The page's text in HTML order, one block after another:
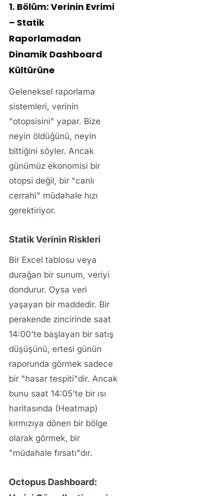
1. Bölüm: Verinin Evrimi
– Statik
Raporlamadan
Dinamik Dashboard
Kültürüne
Geleneksel raporlama
sistemleri, verinin
"otopsisini" yapar. Bize
neyin öldüğünü, neyin
bittiğini söyler. Ancak
günümüz ekonomisi bir
otopsi değil, bir "canlı
cerrahi" müdahale hızı
gerektiriyor.
Statik Verinin Riskleri
Bir Excel tablosu veya
durağan bir sunum, veriyi
dondurur. Oysa veri
yaşayan bir maddedir. Bir
perakende zincirinde saat
14:00'te başlayan bir satış
düşüşünü, ertesi günün
raporunda görmek sadece
bir "hasar tespiti"dir. Ancak
bunu saat 14:05'te bir ısı
haritasında (Heatmap)
kırmızıya dönen bir bölge
olarak görmek, bir
"müdahale fırsatı"dır.
Octopus Dashboard: